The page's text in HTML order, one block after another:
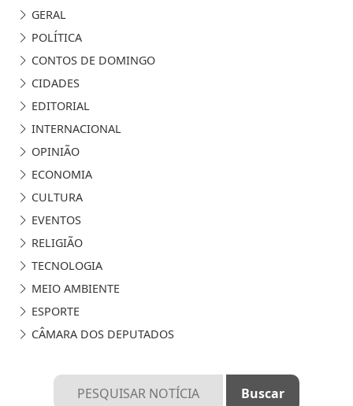
GERAL
POLÍTICA
CONTOS DE DOMINGO
CIDADES
EDITORIAL
INTERNACIONAL
OPINIÃO
ECONOMIA
CULTURA
EVENTOS
RELIGIÃO
TECNOLOGIA
MEIO AMBIENTE
ESPORTE
CÂMARA DOS DEPUTADOS